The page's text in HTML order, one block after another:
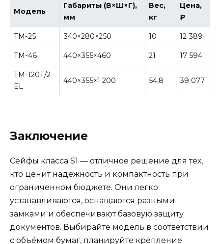
Модель
Габариты (В×Ш×Г),
мм
Вес,
кг
Цена,
₽
TM-25 340×280×250 10 12 389
TM-46 440×355×460 21 17 594
TM-120Т/2
EL
440×355×1 200 54,8 39 077
Заключение
Сейфы класса S1 — отличное решение для тех,
кто ценит надёжность и компактность при
ограниченном бюджете. Они легко
устанавливаются, оснащаются разными
замками и обеспечивают базовую защиту
документов. Выбирайте модель в соответствии
с объёмом бумаг, планируйте крепление